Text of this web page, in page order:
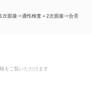
次面接⇒適性検査＋2次面接⇒合否
をご覧いただけます